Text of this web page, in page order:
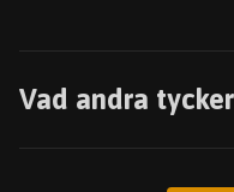
Vad andra